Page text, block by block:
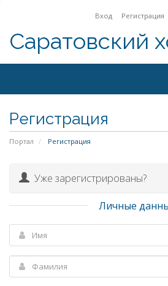
Вход Регистрация
Саратовский
Регистрация
Портал Регистрация
Уже зарегистрированы?
Личные